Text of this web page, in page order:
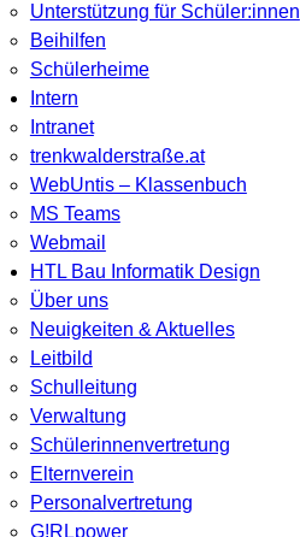
Unterstützung für Schüler:innen
Beihilfen
Schülerheime
Intern
Intranet
trenkwalderstraße.at
WebUntis – Klassenbuch
MS Teams
Webmail
HTL Bau Informatik Design
Über uns
Neuigkeiten & Aktuelles
Leitbild
Schulleitung
Verwaltung
Schülerinnenvertretung
Elternverein
Personalvertretung
G!RLpower